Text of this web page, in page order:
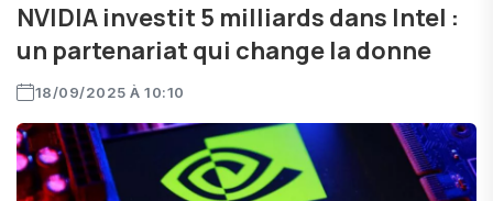
NVIDIA investit 5 milliards dans Intel :
un partenariat qui change la donne
18/09/2025 À 10:10